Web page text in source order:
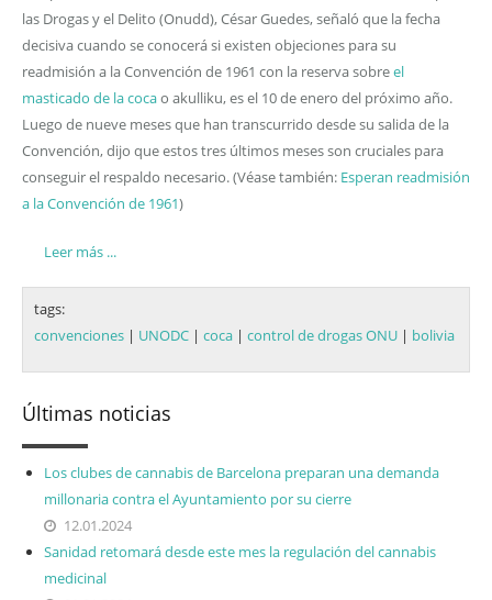
las Drogas y el Delito (Onudd), César Guedes, señaló que la fecha
decisiva cuando se conocerá si existen objeciones para su
readmisión a la Convención de 1961 con la reserva sobreel
masticado de la cocao akulliku, es el 10 de enero del próximo año.
Luego de nueve meses que han transcurrido desde su salida de la
Convención, dijo que estos tres últimos meses son cruciales para
conseguir el respaldo necesario. (Véase también: Esperan readmisión
a la Convención de 1961)
Leer más ...
tags:
convenciones | UNODC | coca | control de drogas ONU | bolivia
Últimas noticias
Los clubes de cannabis de Barcelona preparan una demanda
millonaria contra el Ayuntamiento por su cierre
12.01.2024
Sanidad retomará desde este mes la regulación del cannabis
medicinal